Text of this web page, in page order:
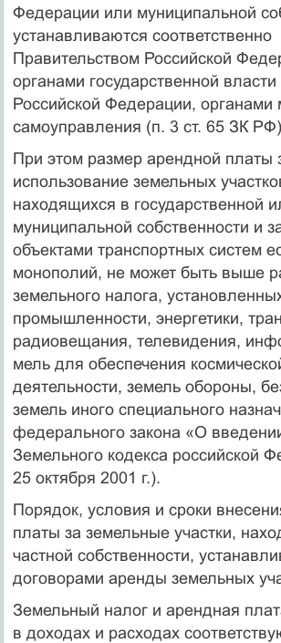
Федерации или муниципальной
устанавливаются соответственно
Правительством Российской
органами государственной власти
Российской Федерации, органами
самоуправления (п. 3 ст. 65 ЗК
При этом размер арендной платы
использование земельных
находящихся в государственной
муниципальной соб­ственности и
объектами транспортных систем
монополий, не может быть выше
земельного налога,
промышленности, энергетики,
радиовещания, телевидения,
мель для обеспечения
деятельности, земель обороны,
земель иного специального
федерального закона «О
Земельного кодекса российской
25 октября 2001 г.).
Порядок, условия и сроки
платы за земель­ные участки,
частной собственности,
договорами аренды земельных
Земельный налог и арендная
в доходах и расходах